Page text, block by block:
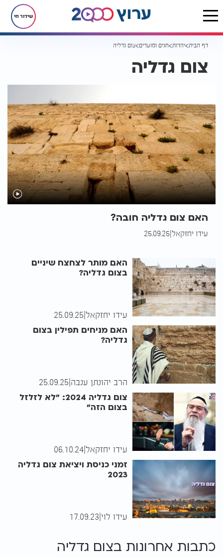
שידור חי
דף הבית יהדות חגים ומועדים צום גדליה
צום גדליה
האם צום גדליה חובה?
עידו יחזקאל 25.09.25
האם מותר לצחצח שיניים
בצום גדליה?
עידו יחזקאל 25.09.25
האם מניחים תפילין בצום
גדליה?
הרב יהונתן ענבה 25.09.25
צום גדליה 2024: "לא לזלזל
בצום הזה"
עידו יחזקאל |
06.10.24
זמני כניסת ויציאת צום גדליה
2023
עידו לוי 17.09.23
כתבות אחרונות בצום גדליה